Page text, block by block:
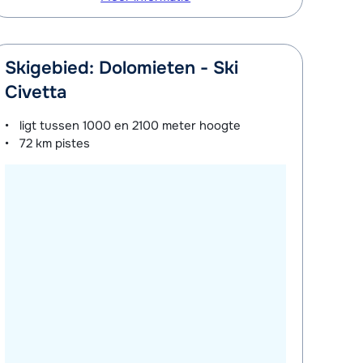
Skigebied: Dolomieten - Ski
Civetta
ligt tussen1000 en 2100 meter hoogte
72 km pistes